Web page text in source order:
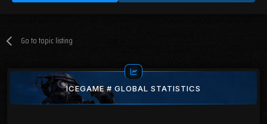
Go to topic listing
ICEGAME # GLOBAL STATISTICS